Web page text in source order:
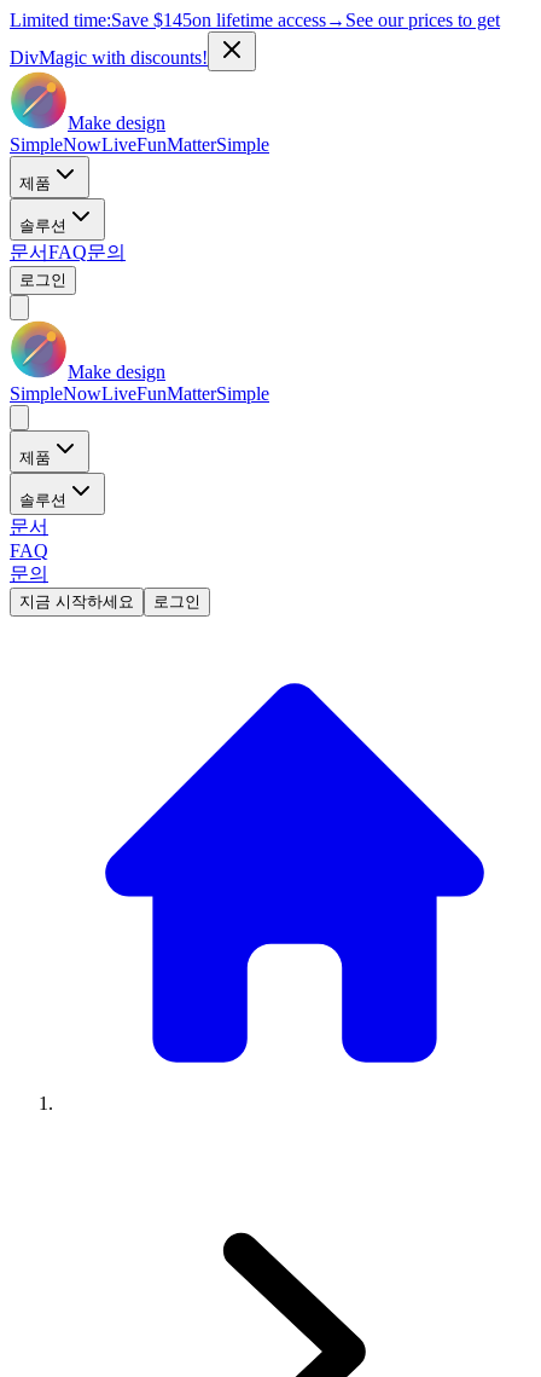
Limited time:Save $145on lifetime access→ See our prices to get
DivMagic with discounts!
Make design
SimpleNowLiveFunMatterSimple
제품
솔루션
문서FAQ문의
로그인
Make design
SimpleNowLiveFunMatterSimple
제품
솔루션
문서
FAQ
문의
지금 시작하세요 로그인